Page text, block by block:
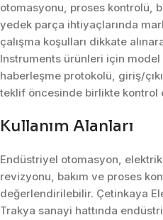
otomasyonu, proses kontrolü,
yedek parça ihtiyaçlarında
çalışma koşulları dikkate
Instruments ürünleri için
haberleşme protokolü, giriş/
teklif öncesinde birlikte kontrol
Kullanım Alanları
Endüstriyel otomasyon,
revizyonu, bakım ve proses
değerlendirilebilir. Çetinkaya
Trakya sanayi hattında